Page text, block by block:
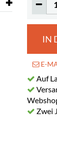
IN
E-
Auf
Zwei